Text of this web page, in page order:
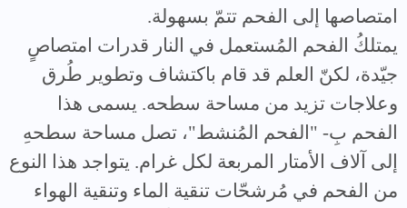
امتصاصها إلى الفحم تتمّ بسهولة.
يمتلكُ الفحم المُستعمل في النار قدرات امتصاصٍ
جيّدة، لكنّ العلم قد قام باكتشاف وتطوير طُرق
وعلاجات تزيد من مساحة سطحه. يسمى هذا
الفحم بِ- "الفحم المُنشط"، تصل مساحة سطحهِ
إلى آلاف الأمتار المربعة لكل غرام. يتواجد هذا النوع
من الفحم في مُرشحّات تنقية الماء وتنقية الهواء